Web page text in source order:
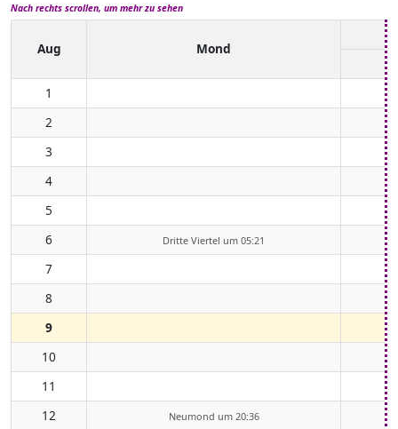
Nach rechts scrollen, um mehr zu sehen
Aug Mond
1
2
3
4
5
6
Dritte Viertel um 05:21
7
8
9
10
11
12
Neumond um 20:36